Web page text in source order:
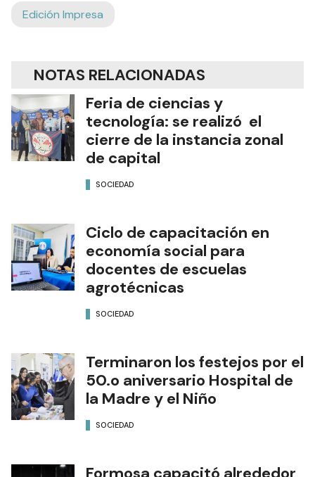
Edición Impresa
NOTAS RELACIONADAS
Feria de ciencias y
tecnología: se realizó el
cierre de la instancia zonal
de capital
SOCIEDAD
Ciclo de capacitación en
economía social para
docentes de escuelas
agrotécnicas
SOCIEDAD
Terminaron los festejos por el
50.o aniversario Hospital de
la Madre y el Niño
SOCIEDAD